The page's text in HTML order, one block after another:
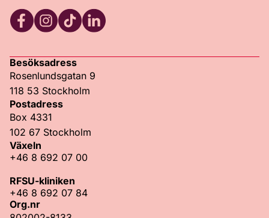
Besöksadress
Rosenlundsgatan 9
118 53 Stockholm
Postadress
Box 4331
102 67 Stockholm
Växeln
+46 8 692 07 00
RFSU-kliniken
+46 8 692 07 84
Org.nr